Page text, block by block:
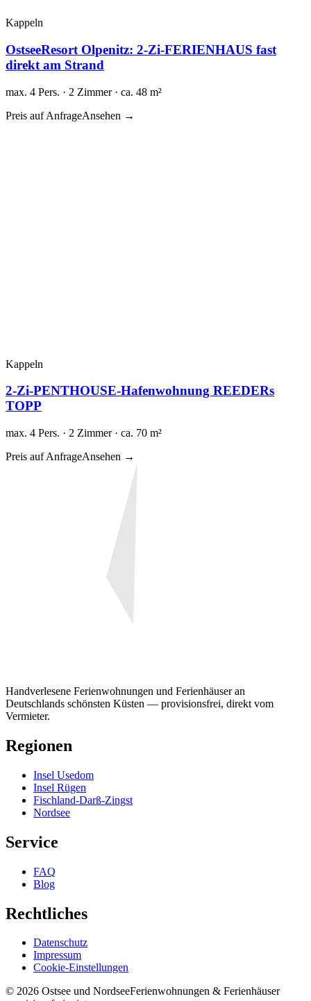
Kappeln
OstseeResort Olpenitz: 2-Zi-FERIENHAUS fast
direkt am Strand
max. 4 Pers. · 2 Zimmer · ca. 48 m²
Preis auf AnfrageAnsehen →
Kappeln
2-Zi-PENTHOUSE-Hafenwohnung REEDERs
TOPP
max. 4 Pers. · 2 Zimmer · ca. 70 m²
Preis auf AnfrageAnsehen →
Handverlesene Ferienwohnungen und Ferienhäuser an
Deutschlands schönsten Küsten — provisionsfrei, direkt vom
Vermieter.
Regionen
Insel Usedom
Insel Rügen
Fischland-Darß-Zingst
Nordsee
Service
FAQ
Blog
Rechtliches
Datenschutz
Impressum
Cookie-Einstellungen
© 2026 Ostsee und NordseeFerienwohnungen & Ferienhäuser